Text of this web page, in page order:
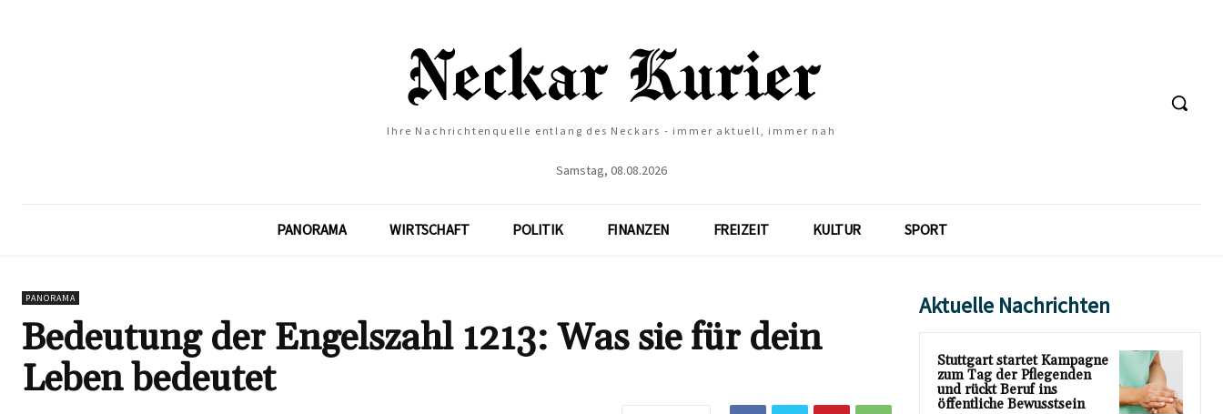
Ihre Nachrichtenquelle entlang des Neckars - immer aktuell, immer nah
Samstag, 08.08.2026
PANORAMA WIRTSCHAFT POLITIK FINANZEN FREIZEIT KULTUR SPORT
PANORAMA
Bedeutung der Engelszahl 1213: Was sie für dein
Leben bedeutet
Aktuelle Nachrichten
Stuttgart startet Kampagne
zum Tag der Pflegenden
und rückt Beruf ins
öffentliche Bewusstsein